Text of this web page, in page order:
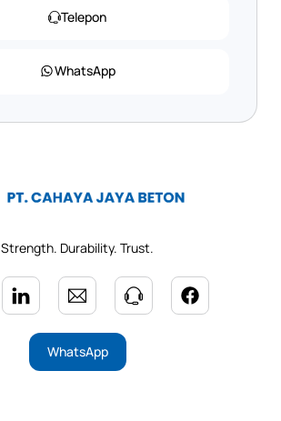
Telepon
WhatsApp
Strength. Durability. Trust.
WhatsApp